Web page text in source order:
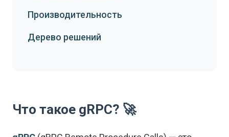
Производительность
Дерево решений
Что такое gRPC? 🚀